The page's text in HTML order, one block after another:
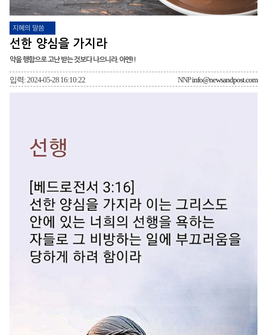
지혜의 말씀
선한 양심을 가지라
악을 행함으로 고난 받는 것보다 나으니라. 아멘!!
입력: 2024-05-28 16:10:22 NNPinfo@newsandpost.com